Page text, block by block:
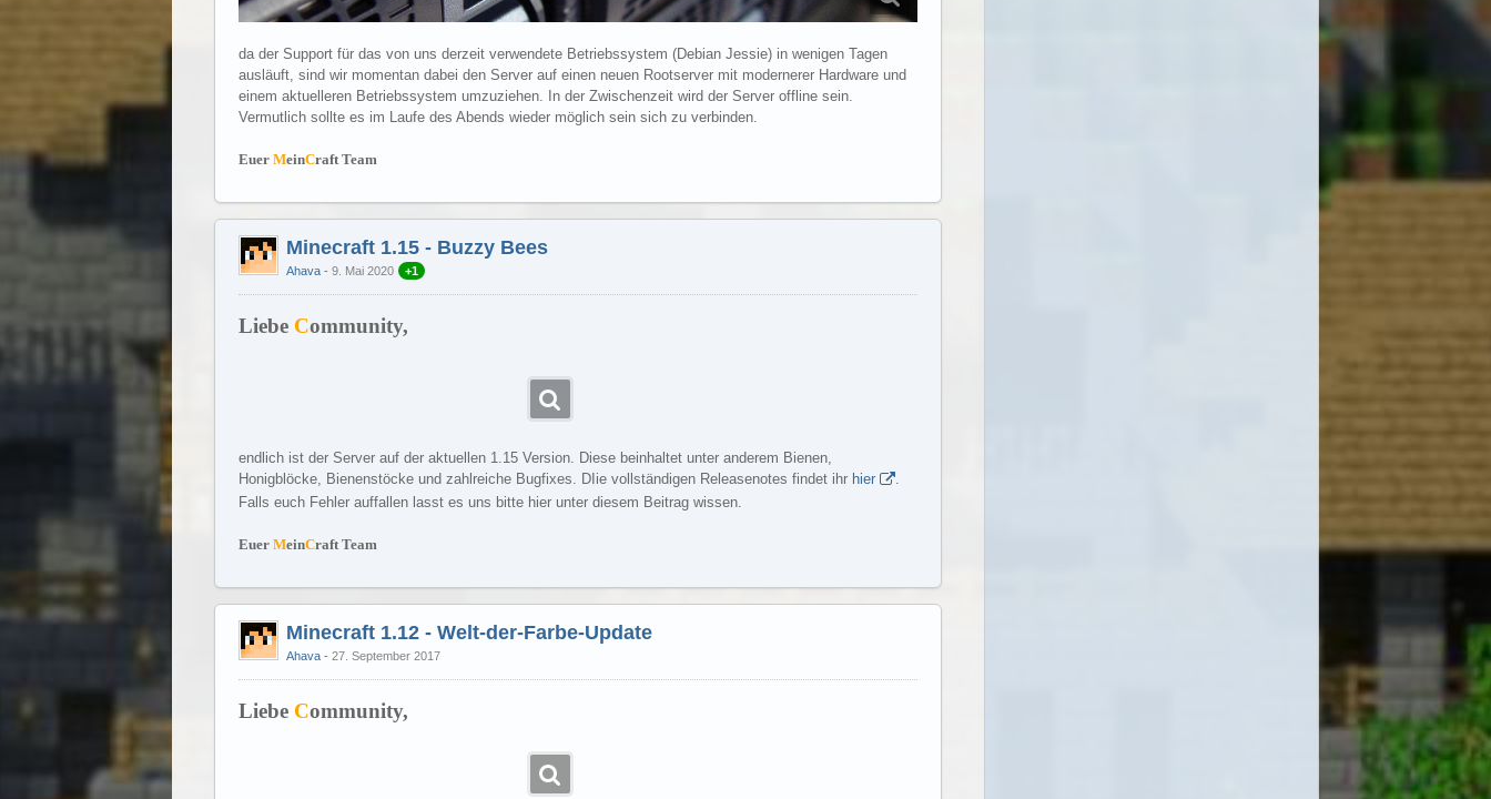
da der Support für das von uns derzeit verwendete Betriebssystem (Debian Jessie) in wenigen Tagen
ausläuft, sind wir momentan dabei den Server auf einen neuen Rootserver mit modernerer Hardware und
einem aktuelleren Betriebssystem umzuziehen. In der Zwischenzeit wird der Server offline sein.
Vermutlich sollte es im Laufe des Abends wieder möglich sein sich zu verbinden.
Euer MeinCraft Team
Minecraft 1.15 - Buzzy Bees
Ahava 9. Mai 2020 +1
Liebe Community,
endlich ist der Server auf der aktuellen 1.15 Version. Diese beinhaltet unter anderem Bienen,
Honigblöcke, Bienenstöcke und zahlreiche Bugfixes. DIie vollständigen Releasenotes findet ihr hier
.
Falls euch Fehler auffallen lasst es uns bitte hier unter diesem Beitrag wissen.
Euer MeinCraft Team
Minecraft 1.12 - Welt-der-Farbe-Update
Ahava 27. September 2017
Liebe Community,